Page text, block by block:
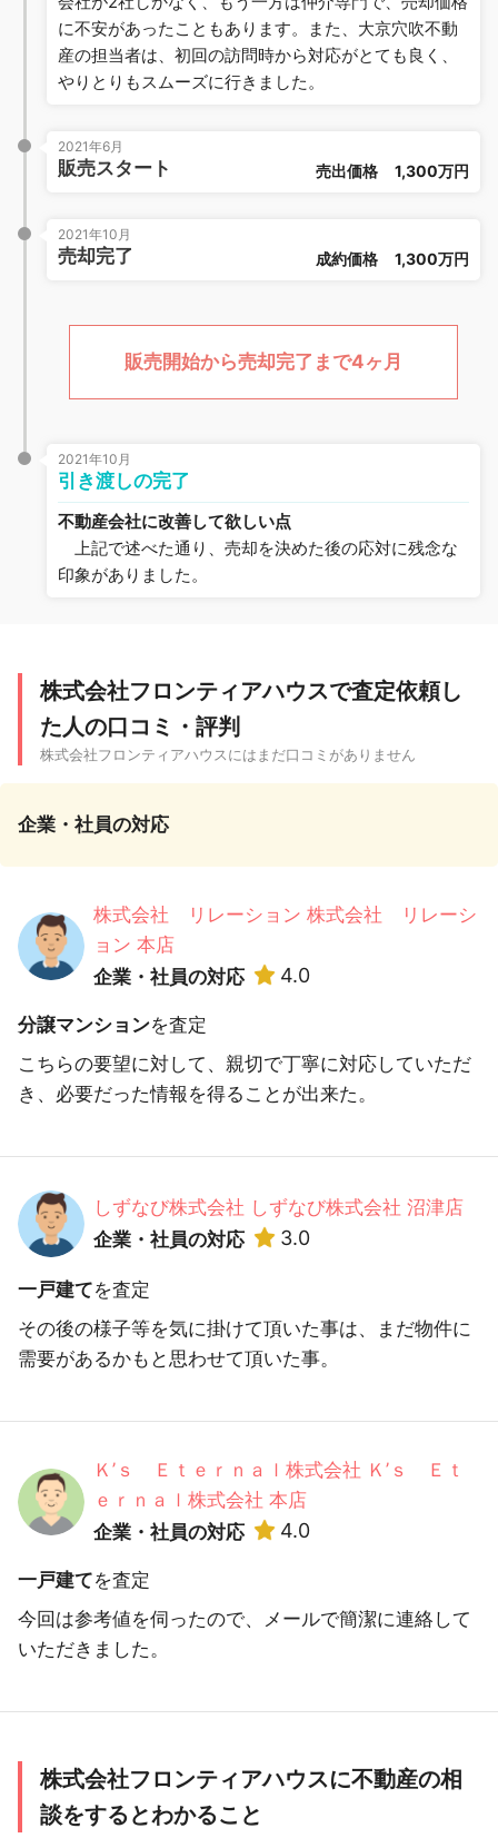
に不安があったこともあります。また、大京穴吹不動
産の担当者は、初回の訪問時から対応がとても良く、
やりとりもスムーズに行きました。
2021年6月
販売スタート 売出価格 1,300万円
2021年10月
売却完了 成約価格 1,300万円
販売開始から売却完了まで4ヶ月
2021年10月
引き渡しの完了
不動産会社に改善して欲しい点
上記で述べた通り、売却を決めた後の応対に残念な
印象がありました。
株式会社フロンティアハウスで査定依頼し
た人の口コミ・評判
株式会社フロンティアハウスにはまだ口コミがありません
企業・社員の対応
株式会社 リレーション 株式会社 リレーシ
ョン 本店
企業・社員の対応
4.0
分譲マンションを査定
こちらの要望に対して、親切で丁寧に対応していただ
き、必要だった情報を得ることが出来た。
しずなび株式会社 しずなび株式会社 沼津店
企業・社員の対応
3.0
一戸建てを査定
その後の様子等を気に掛けて頂いた事は、まだ物件に
需要があるかもと思わせて頂いた事。
Ｋ’ｓ Ｅｔｅｒｎａｌ株式会社 Ｋ’ｓ Ｅｔ
ｅｒｎａｌ株式会社 本店
企業・社員の対応
4.0
一戸建てを査定
今回は参考値を伺ったので、メールで簡潔に連絡して
いただきました。
株式会社フロンティアハウスに不動産の相
談をするとわかること